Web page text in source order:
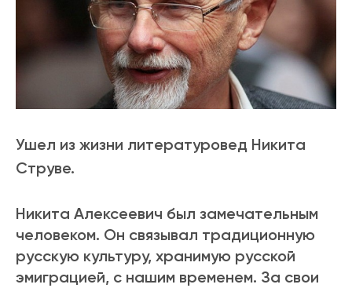
Ушел из жизни литературовед Никита
Струве.
Никита Алексеевич был замечательным
человеком. Он связывал традиционную
русскую культуру, хранимую русской
эмиграцией, с нашим временем. За свои